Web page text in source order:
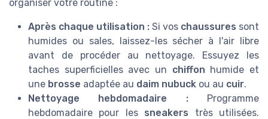
organiser votre routine :
Après chaque utilisation : Si vos chaussures sont
humides ou sales, laissez-les sécher à l'air libre
avant de procéder au nettoyage. Essuyez les
taches superficielles avec un chiffon humide et
une brosse adaptée au daim nubuck ou au cuir.
Nettoyage hebdomadaire :Programme
hebdomadaire pour les sneakers très utilisées.